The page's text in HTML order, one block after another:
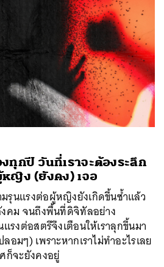
กปี วันที่เราจะต้องระลึก
ญิง (ยังคง) เจอ
รุนแรงต่อผู้หญิงยังเกิดขึ้นซ้ำแล้ว
งคม จนถึงพื้นที่ดิจิทัลอย่าง
รงต่อสตรีจึงเตือนให้เราลุกขึ้นมา
มๆ) เพราะหากเราไม่ทำอะไรเลย
ก็จะยังคงอยู่